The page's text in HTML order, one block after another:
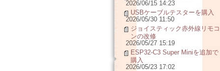
2026/06/15 14:23
USBケーブルテスターを購入
2026/05/30 11:50
ジョイスティック赤外線リモコ
ンの改修
2026/05/27 15:19
ESP32-C3 Super Miniを追加で
購入
2026/05/23 17:02